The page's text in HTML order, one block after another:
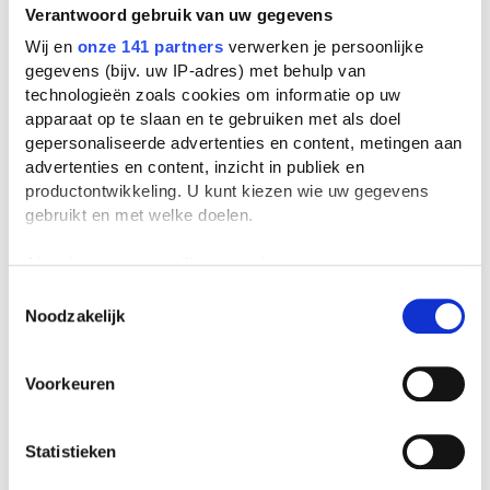
Verantwoord gebruik van uw gegevens
Wij en onze 141 partners verwerken je persoonlijke
gegevens (bijv. uw IP-adres) met behulp van
technologieën zoals cookies om informatie op uw
apparaat op te slaan en te gebruiken met als doel
gepersonaliseerde advertenties en content, metingen aan
advertenties en content, inzicht in publiek en
productontwikkeling. U kunt kiezen wie uw gegevens
gebruikt en met welke doelen.
Als u het toestaat, willen we ook graag:
locatie, die tot een paar meter nauwkeurig kan zijn
scannen op specifieke eigenschappen (fingerprinting)
Lees meer over hoe uw persoonlijke gegevens worden
U kunt uw toestemming op elk moment wijzigen of
intrekken in de Cookieverklaring.
Noodzakelijk
Voorkeuren
Statistieken
Meer Engelse bijles nodig? Buffi heeft een
eigen online cursus Engels voor
Nederlanders gemaakt,Rock Your English!
Scholieren.com-bezoekers krijgen tijdelijk
10 euro korting op het Rock Your English @
Home-pakket. Korting krijg je door de
kortingscode SCHOLIEREN in te vullen als
je bestelt. Meer info over de cursus vind je
Beeld: Titia Hahne